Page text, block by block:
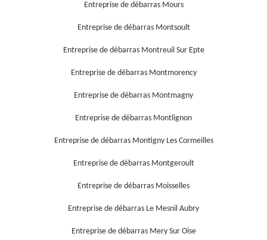
Entreprise de débarras Mours
Entreprise de débarras Montsoult
Entreprise de débarras Montreuil Sur Epte
Entreprise de débarras Montmorency
Entreprise de débarras Montmagny
Entreprise de débarras Montlignon
Entreprise de débarras Montigny Les Cormeilles
Entreprise de débarras Montgeroult
Entreprise de débarras Moisselles
Entreprise de débarras Le Mesnil Aubry
Entreprise de débarras Mery Sur Oise